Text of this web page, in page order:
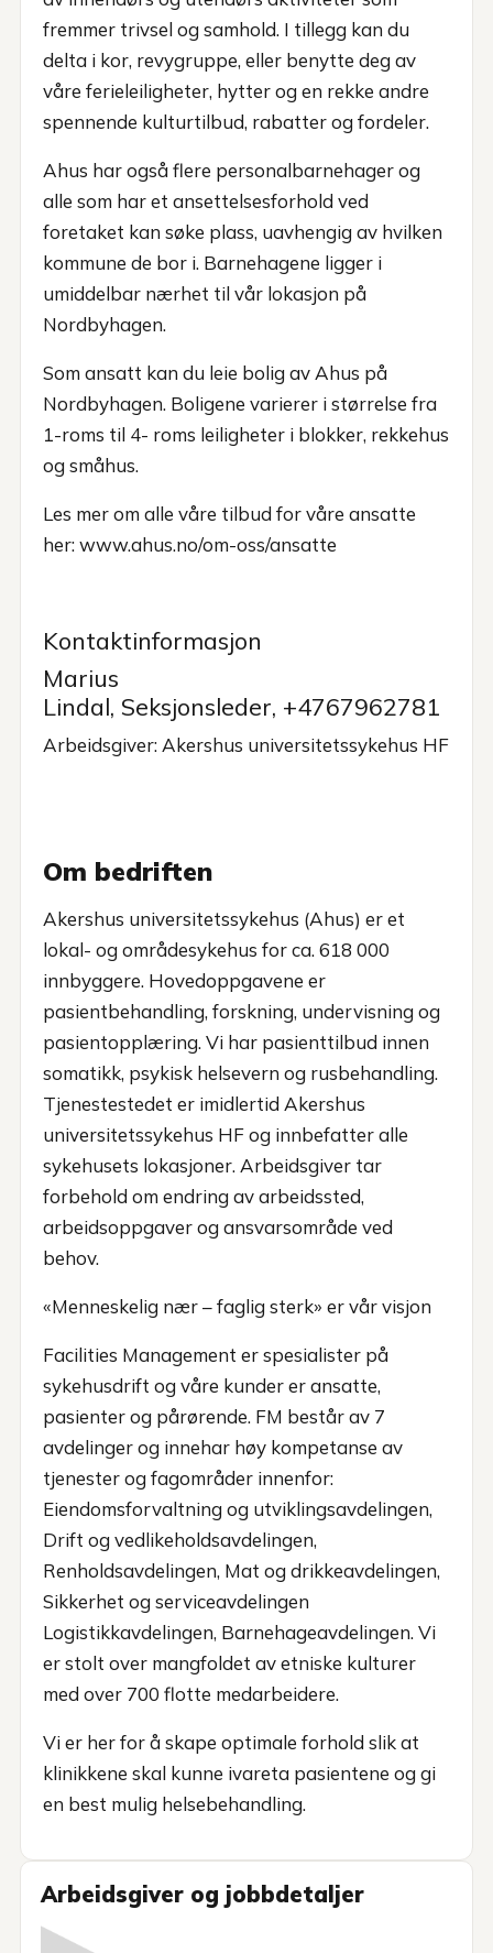
fremmer trivsel og samhold. I tillegg kan du
delta i kor, revygruppe, eller benytte deg av
våre ferieleiligheter, hytter og en rekke andre
spennende kulturtilbud, rabatter og fordeler.
Ahus har også flere personalbarnehager og
alle som har et ansettelsesforhold ved
foretaket kan søke plass, uavhengig av hvilken
kommune de bor i. Barnehagene ligger i
umiddelbar nærhet til vår lokasjon på
Nordbyhagen.
Som ansatt kan du leie bolig av Ahus på
Nordbyhagen. Boligene varierer i størrelse fra
1-roms til 4- roms leiligheter i blokker, rekkehus
og småhus.
Les mer om alle våre tilbud for våre ansatte
her:www.ahus.no/om-oss/ansatte
Kontaktinformasjon
Marius
Lindal, Seksjonsleder, +4767962781
Arbeidsgiver: Akershus universitetssykehus HF
Om bedriften
Akershus universitetssykehus (Ahus) er et
lokal- og områdesykehus for ca. 618 000
innbyggere. Hovedoppgavene er
pasientbehandling, forskning, undervisning og
pasientopplæring. Vi har pasienttilbud innen
somatikk, psykisk helsevern og rusbehandling.
Tjenestestedet er imidlertid Akershus
universitetssykehus HF og innbefatter alle
sykehusets lokasjoner. Arbeidsgiver tar
forbehold om endring av arbeidssted,
arbeidsoppgaver og ansvarsområde ved
behov.
«Menneskelig nær – faglig sterk» er vår visjon
Facilities Management er spesialister på
sykehusdrift og våre kunder er ansatte,
pasienter og pårørende. FM består av 7
avdelinger og innehar høy kompetanse av
tjenester og fagområder innenfor:
Eiendomsforvaltning og utviklingsavdelingen,
Drift og vedlikeholdsavdelingen,
Renholdsavdelingen, Mat og drikkeavdelingen,
Sikkerhet og serviceavdelingen
Logistikkavdelingen, Barnehageavdelingen. Vi
er stolt over mangfoldet av etniske kulturer
med over 700 flotte medarbeidere.
Vi er her for å skape optimale forhold slik at
klinikkene skal kunne ivareta pasientene og gi
en best mulig helsebehandling.
Arbeidsgiver og jobbdetaljer